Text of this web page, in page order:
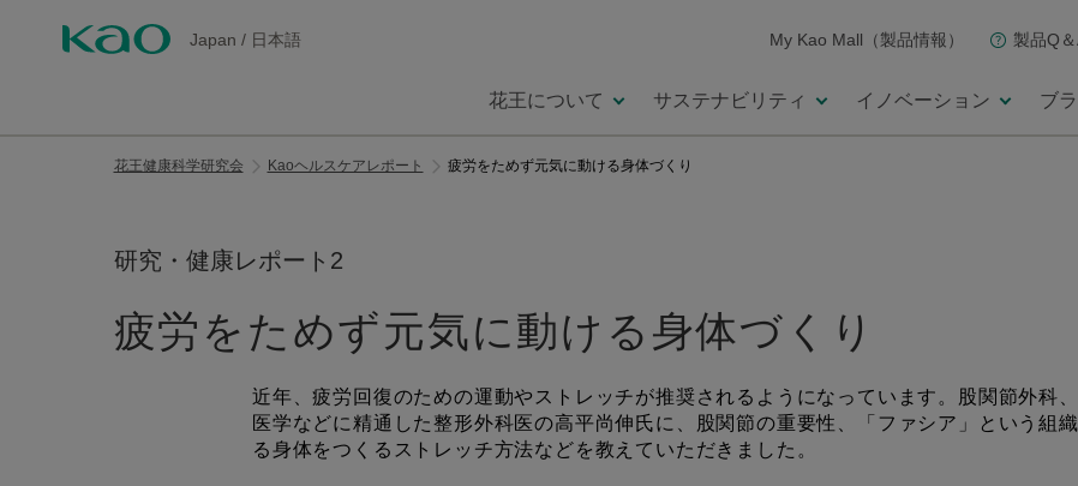
Japan / 日本語 My Kao Mall（製品情報） 製品Q
花王について サステナビリティ イノベーション ブ
花王健康科学研究会 Kaoヘルスケアレポート 疲労をためず元気に動ける身体づくり
研究・健康レポート2
疲労をためず元気に動ける身体づくり
近年、疲労回復のための運動やストレッチが推奨されるようになっています。股関節外科
医学などに精通した整形外科医の高平尚伸氏に、股関節の重要性、「ファシア」という組
る身体をつくるストレッチ方法などを教えていただきました。